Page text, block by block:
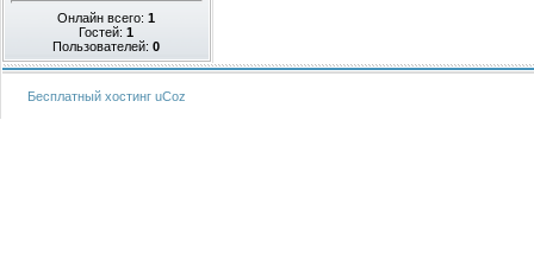
Онлайн всего:1
Гостей:1
Пользователей:0
Бесплатный хостинг uCoz